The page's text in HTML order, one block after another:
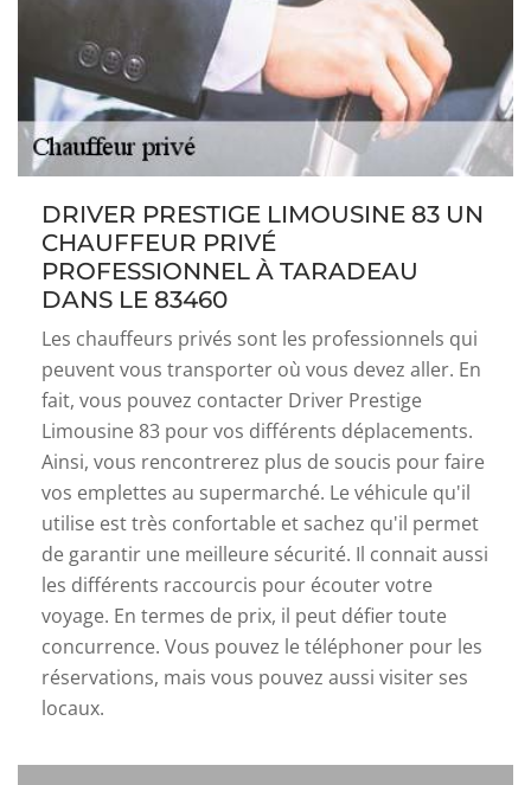
DRIVER PRESTIGE LIMOUSINE 83 UN
CHAUFFEUR PRIVÉ
PROFESSIONNEL À TARADEAU
DANS LE 83460
Les chauffeurs privés sont les professionnels qui
peuvent vous transporter où vous devez aller. En
fait, vous pouvez contacter Driver Prestige
Limousine 83 pour vos différents déplacements.
Ainsi, vous rencontrerez plus de soucis pour faire
vos emplettes au supermarché. Le véhicule qu'il
utilise est très confortable et sachez qu'il permet
de garantir une meilleure sécurité. Il connait aussi
les différents raccourcis pour écouter votre
voyage. En termes de prix, il peut défier toute
concurrence. Vous pouvez le téléphoner pour les
réservations, mais vous pouvez aussi visiter ses
locaux.